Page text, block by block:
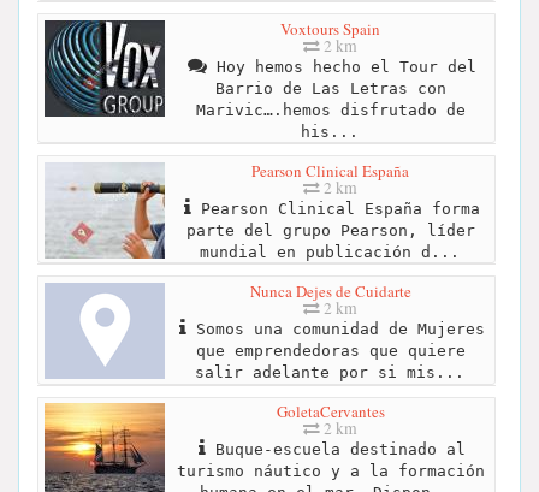
Voxtours Spain
2 km
Hoy hemos hecho el Tour del
Barrio de Las Letras con
Marivic….hemos disfrutado de
his...
Pearson Clinical España
2 km
Pearson Clinical España forma
parte del grupo Pearson, líder
mundial en publicación d...
Nunca Dejes de Cuidarte
2 km
Somos una comunidad de Mujeres
que emprendedoras que quiere
salir adelante por si mis...
GoletaCervantes
2 km
Buque-escuela destinado al
turismo náutico y a la formación